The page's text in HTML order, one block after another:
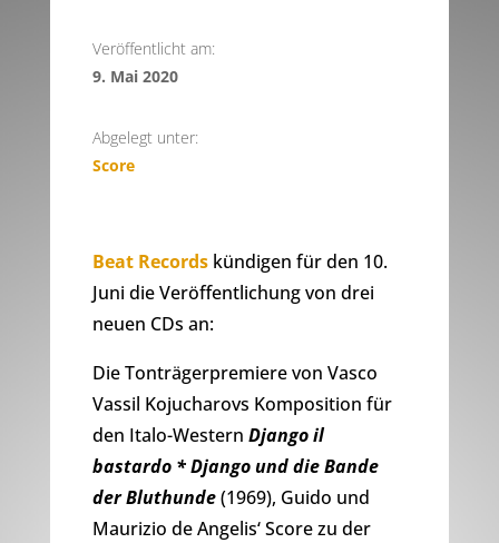
Veröffentlicht am:
9. Mai 2020
Abgelegt unter:
Score
Beat Recordskündigen für den 10.
Juni die Veröffentlichung von drei
neuen CDs an:
Die Tonträgerpremiere von Vasco
Vassil Kojucharovs Komposition für
den Italo-Western Django il
bastardo * Django und die Bande
der Bluthunde(1969), Guido und
Maurizio de Angelis‘ Score zu der